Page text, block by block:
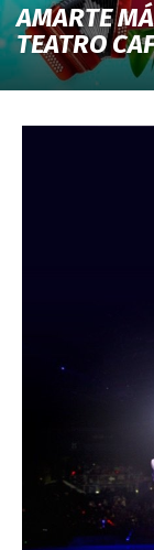
AMARTE
TEATRO